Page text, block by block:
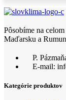
Pôsobíme na
Maďarsku a
P.
E-mail:
Kategórie produktov